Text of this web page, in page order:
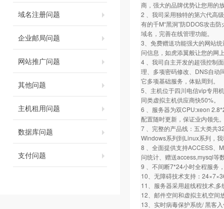
域名注册问题
企业邮局问题
网站推广问题
其他问题
主机租用问题
数据库问题
支付问题
商，强大的品牌优势让您用的
2 、我司采用独特的第六代高
有的千M“黑洞”防DDOS攻击
域名，完善在线管理功能。
3、免费赠送功能强大的网站
问信息，如虎添翼般让您的网
4 、我司自主开发的超强控制
理、多项密码修改、DNS自动
它多项基础服务，体贴周到。
5、主机位于四川电信vip专用
同类虚拟主机供应商快50%。
6 、服务器为双CPU:xeon
配置随时更新，保证业内领先
7 、完整的产品线：五大类共
Windows系列到Linux系列，
8 、全面提供支持ACCESS、
问统计、赠送access,mysql等
9 、不间断7*24小时全程服务
10、无障碍技术支持：
11、服务器采用超线程技术,
12、邮件空间和虚拟主机空间
13、实时病毒保护系统/ 黑客